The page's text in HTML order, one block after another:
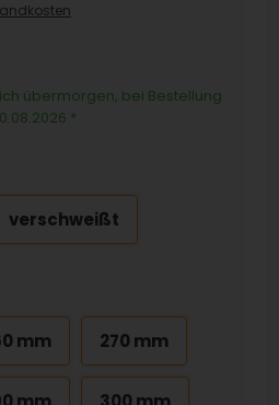
übermorgen, bei Bestellung
*
verschweißt
mm 270 mm